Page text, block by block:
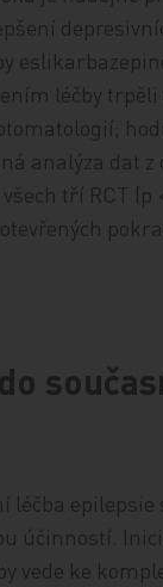
léčby
analýza dat z
tří RCT (p
léčba epilepsie
účinností.
vede ke